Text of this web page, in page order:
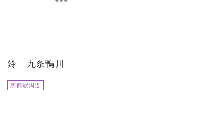
鈴 九条鴨川
京都駅周辺